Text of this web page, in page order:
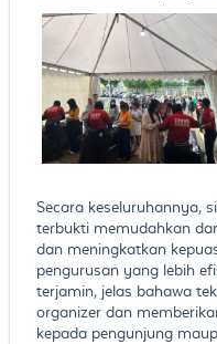
Secara keseluruhannya,
terbukti memudahkan
dan meningkatkan
pengurusan yang lebih
terjamin, jelas bahawa
organizer dan
kepada pengunjung